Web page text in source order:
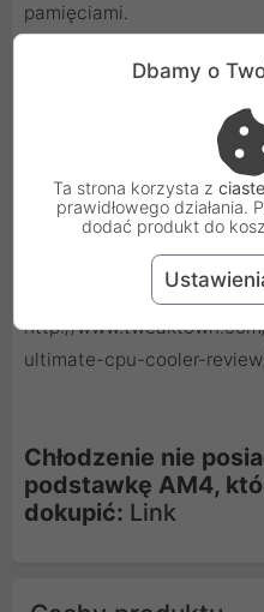
pamięciami.
http://
coolers/cryorig-r1-
http://www.nikktech.com/
hardware/cpu-cooling/
ultimate-cpu-
http://
ultimate-cpu-cooler-
Chłodzenie nie
podstawkę AM4,
dokupić: Link
Dbamy o
Ta strona korzysta z
prawidłowego działania.
dodać produkt do